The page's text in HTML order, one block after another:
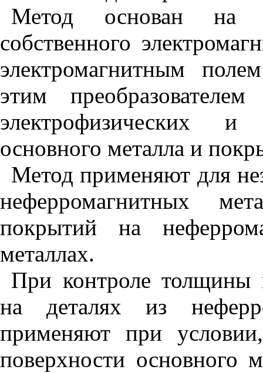
Метод основан на
собственного
электромагнитным
этим
электрофизических и
основного металла и
Метод применяют для
неферромагнитных
покрытий на
металлах.
При контроле толщины
на деталях из
применяют при
поверхности основного